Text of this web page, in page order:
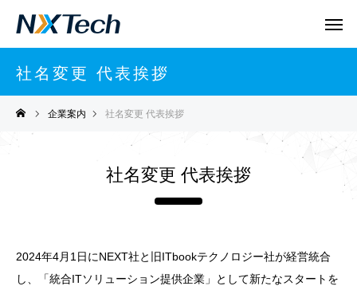
社名変更 代表挨拶
企業案内 社名変更 代表挨拶
社名変更 代表挨拶
2024年4月1日にNEXT社と旧ITbookテクノロジー社が経営統合
し、「統合ITソリューション提供企業」として新たなスタートを